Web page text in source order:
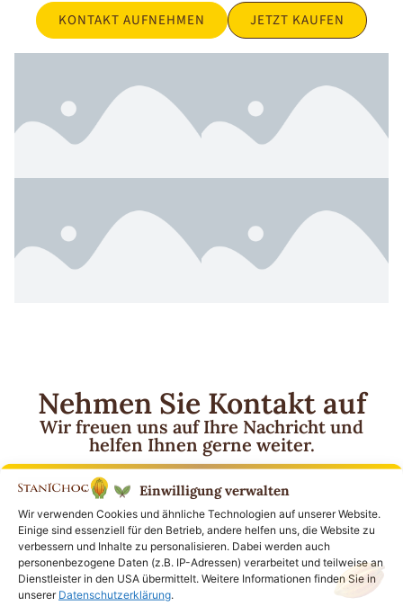
Einwilligung verwalten
Wir verwenden Cookies und ähnliche Technologien auf unserer Website.
Einige sind essenziell für den Betrieb, andere helfen uns, die Website zu
verbessern und Inhalte zu personalisieren. Dabei werden auch
personenbezogene Daten (z.B. IP-Adressen) verarbeitet und teilweise an
Dienstleister in den USA übermittelt. Weitere Informationen finden Sie in
unserer Datenschutzerklärung.
KONTAKT AUFNEHMEN JETZT KAUFEN
Nehmen Sie Kontakt auf
Wir freuen uns auf Ihre Nachricht und
helfen Ihnen gerne weiter.